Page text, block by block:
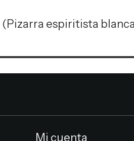
espiritista
Mi cuenta